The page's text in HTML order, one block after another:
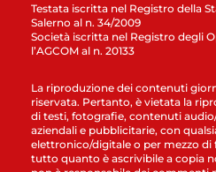
Testata iscritta nel Registro della
Salerno al n. 34/2009
Società iscritta nel Registro degli
l’AGCOM al n. 20133
La riproduzione dei contenuti
riservata. Pertanto, è vietata la
di testi, fotografie, contenuti
aziendali e pubblicitarie, con
elettronico/digitale o per mezzo
tutto quanto è ascrivibile a copia